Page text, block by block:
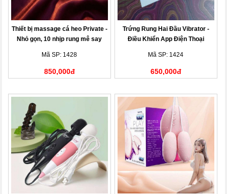
Thiết bị massage cá heo Private -
Nhỏ gọn, 10 nhịp rung mê say
Mã SP: 1428
850,000đ
Trứng Rung Hai Đầu Vibrator -
Điều Khiển App Điện Thoại
Mã SP: 1424
650,000đ